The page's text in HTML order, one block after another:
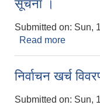
सूचना ।
Submitted on: Sun,
Read more
निर्वाचन खर्च
Submitted on: Sun,